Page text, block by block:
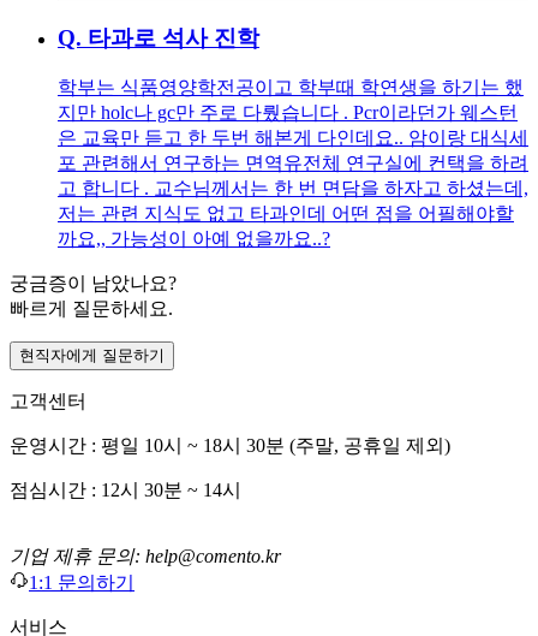
Q. 타과로 석사 진학
학부는 식품영양학전공이고 학부때 학연생을 하기는 했
지만 holc나 gc만 주로 다뤘습니다 . Pcr이라던가 웨스턴
은 교육만 듣고 한 두번 해본게 다인데요.. 암이랑 대식세
포 관련해서 연구하는 면역유전체 연구실에 컨택을 하려
고 합니다 . 교수님께서는 한 번 면담을 하자고 하셨는데,
저는 관련 지식도 없고 타과인데 어떤 점을 어필해야할
까요,, 가능성이 아예 없을까요..?
궁금증이 남았나요?
빠르게 질문하세요.
현직자에게 질문하기
고객센터
운영시간 : 평일 10시 ~ 18시 30분 (주말, 공휴일 제외)
점심시간 : 12시 30분 ~ 14시
기업 제휴 문의: help@comento.kr
1:1 문의하기
서비스